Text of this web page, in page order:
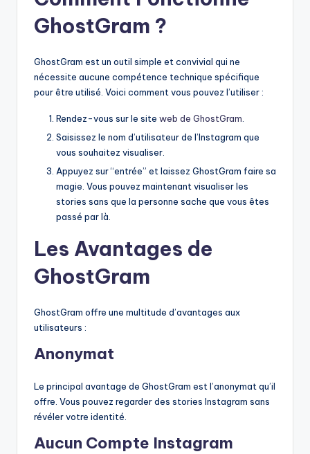
GhostGram ?
GhostGram est un outil simple et convivial qui ne
nécessite aucune compétence technique spécifique
pour être utilisé. Voici comment vous pouvez l’utiliser :
Rendez-vous sur le site web de GhostGram
Saisissez le nom d’utilisateur de l’Instagram que
vous souhaitez visualiser.
Appuyez sur “entrée” et laissez GhostGram faire sa
magie. Vous pouvez maintenant visualiser les
stories sans que la personne sache que vous êtes
passé par là.
Les Avantages de
GhostGram
GhostGram offre une multitude d’avantages aux
utilisateurs :
Anonymat
Le principal avantage de GhostGram est l’anonymat qu’il
offre. Vous pouvez regarder des stories Instagram sans
révéler votre identité.
Aucun Compte Instagram